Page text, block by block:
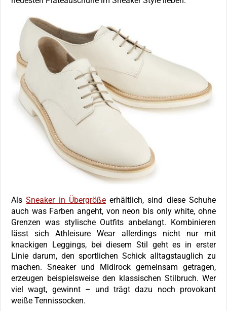
AlsSneaker in Übergrößeerhältlich, sind diese Schuhe
auch was Farben angeht, von neon bis only white, ohne
Grenzen was stylische Outfits anbelangt. Kombinieren
lässt sich Athleisure Wear allerdings nicht nur mit
knackigen Leggings, bei diesem Stil geht es in erster
Linie darum, den sportlichen Schick alltagstauglich zu
machen. Sneaker und Midirock gemeinsam getragen,
erzeugen beispielsweise den klassischen Stilbruch. Wer
viel wagt, gewinnt – und trägt dazu noch provokant
weiße Tennissocken.